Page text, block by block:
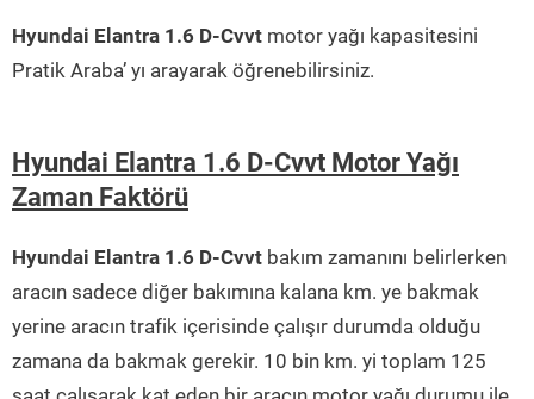
Hyundai Elantra 1.6 D-Cvvt motor yağı kapasitesini
Pratik Araba’ yı arayarak öğrenebilirsiniz.
Hyundai Elantra 1.6 D-Cvvt Motor Yağı
Zaman Faktörü
Hyundai Elantra 1.6 D-Cvvt bakım zamanını belirlerken
aracın sadece diğer bakımına kalana km. ye bakmak
yerine aracın trafik içerisinde çalışır durumda olduğu
zamana da bakmak gerekir. 10 bin km. yi toplam 125